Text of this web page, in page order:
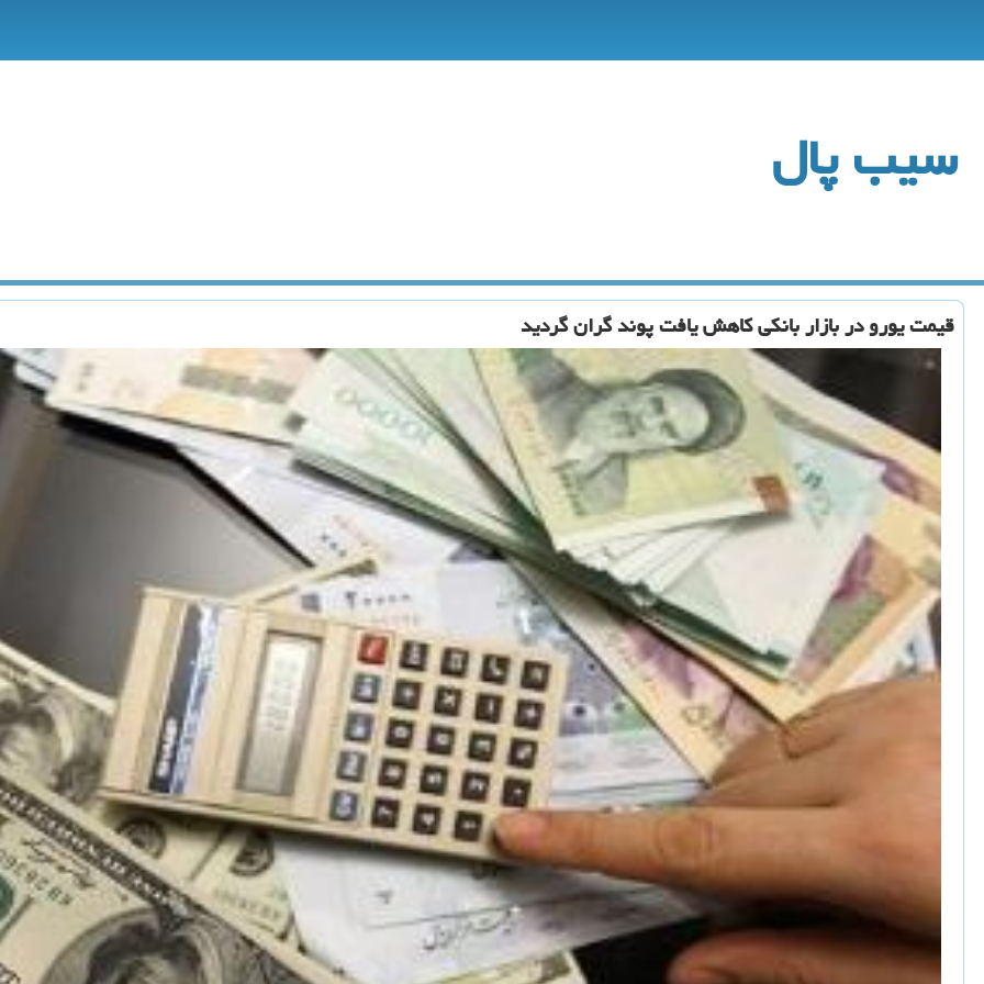
سیب پال
قیمت یورو در بازار بانكی كاهش یافت پوند گران گردید